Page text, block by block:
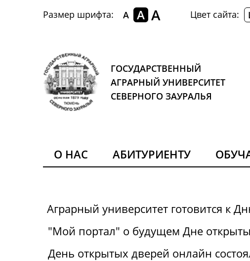
Размер шрифта: A A A Цвет сайта:
ГОСУДАРСТВЕННЫЙ
АГРАРНЫЙ УНИВЕРСИТЕТ
СЕВЕРНОГО ЗАУРАЛЬЯ
О НАС АБИТУРИЕНТУ
Аграрный университет готовится к
"Мой портал" о будущем Дне
День открытых дверей онлайн